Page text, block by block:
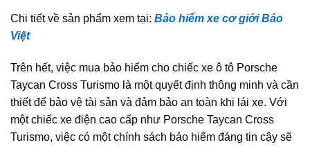
Chi tiết về sản phẩm xem tại: Bảo hiểm xe cơ giới Bảo
Việt
Trên hết, việc mua bảo hiểm cho chiếc xe ô tô Porsche
Taycan Cross Turismo là một quyết định thông minh và cần
thiết để bảo vệ tài sản và đảm bảo an toàn khi lái xe. Với
một chiếc xe điện cao cấp như Porsche Taycan Cross
Turismo, việc có một chính sách bảo hiểm đáng tin cậy sẽ